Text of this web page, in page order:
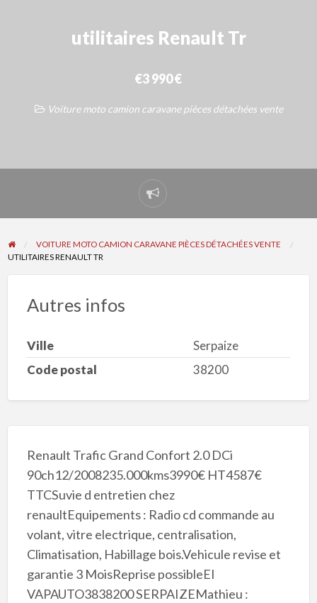
utilitaires Renault Tr
€3 990 €
Voiture moto camion caravane pièces détachées vente
Signaler
un
problème
VOITURE MOTO CAMION CARAVANE PIÈCES DÉTACHÉES VENTE
UTILITAIRES RENAULT TR
Autres infos
Ville
Serpaize
Code postal
38200
Renault Trafic Grand Confort 2.0 DCi
90ch12/2008235.000kms3990€ HT4587€
TTCSuvie d entretien chez
renaultEquipements : Radio cd commande au
volant, vitre electrique, centralisation,
Climatisation, Habillage bois.Vehicule revise et
garantie 3 MoisReprise possibleEI
VAPAUTO3838200 SERPAIZEMathieu :